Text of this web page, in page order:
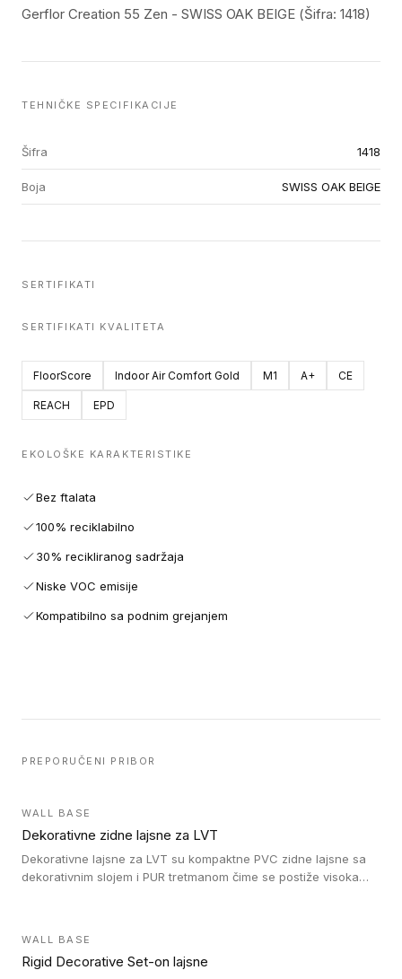
Gerflor Creation 55 Zen - SWISS OAK BEIGE (Šifra: 1418)
TEHNIČKE SPECIFIKACIJE
Šifra 1418
Boja SWISS OAK BEIGE
SERTIFIKATI
SERTIFIKATI KVALITETA
FloorScore Indoor Air Comfort Gold M1 A+ CE
REACH EPD
EKOLOŠKE KARAKTERISTIKE
Bez ftalata
100% reciklabilno
30% recikliranog sadržaja
Niske VOC emisije
Kompatibilno sa podnim grejanjem
PREPORUČENI PRIBOR
WALL BASE
Dekorativne zidne lajsne za LVT
Dekorativne lajsne za LVT su kompaktne PVC zidne lajsne sa
dekorativnim slojem i PUR tretmanom čime se postiže visoka
WALL BASE
Rigid Decorative Set-on lajsne